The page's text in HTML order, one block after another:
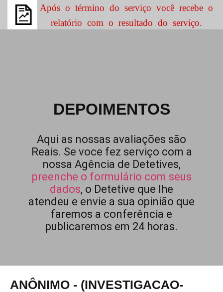
Após o término do serviço você recebe o
relatório com o resultado do serviço.
DEPOIMENTOS
Aqui as nossas avaliações são
Reais. Se voce fez serviço com a
nossa Agência de Detetives,
preenche o formulário com seus
dados, o Detetive que lhe
atendeu e envie a sua opinião que
faremos a conferência e
publicaremos em 24 horas.
ANÔNIMO - (INVESTIGACAO-